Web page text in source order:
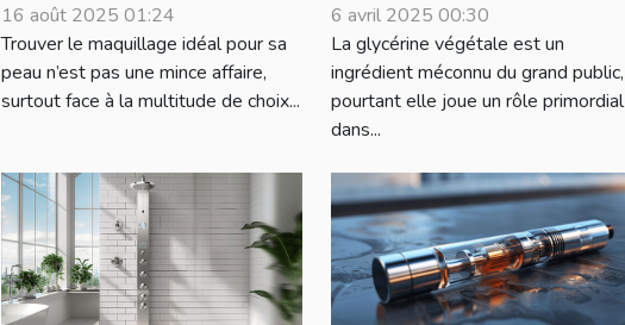
pour votre type de
peau ?
16 août 2025 01:24
Trouver le maquillage idéal pour sa
peau n’est pas une mince affaire,
surtout face à la multitude de choix...
végétale dans les
savons artisanaux
6 avril 2025 00:30
La glycérine végétale est un
ingrédient méconnu du grand public,
pourtant elle joue un rôle primordial
dans...